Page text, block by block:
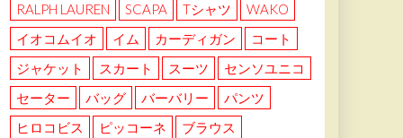
RALPH LAUREN SCAPA Tシャツ
WAKO
イオコムイオ
イム カーディガン
コート
ジャケット
スカート スーツ
センソユニコ
セーター
バッグ バーバリー
パンツ
ヒロコビス
ピッコーネ
ブラウス